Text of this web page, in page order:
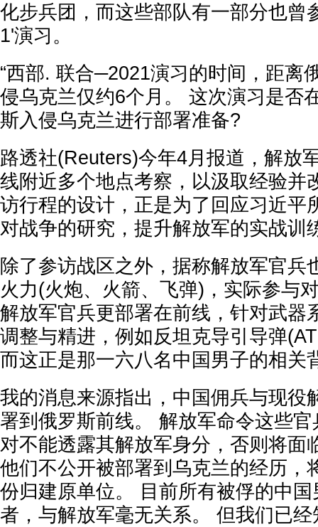
化步兵团，而这些部队有一部分也曾
1'演习。
“西部. 联合─2021演习的时间，距离
侵乌克兰仅约6个月。 这次演习是否
斯入侵乌克兰进行部署准备?
路透社(Reuters)今年4月报道，解放
线附近多个地点考察，以汲取经验并
访行程的设计，正是为了回应习近平
对战争的研究，提升解放军的实战训
除了参访战区之外，据称解放军官兵
火力(火炮、火箭、飞弹)，实际参与
解放军官兵更部署在前线，针对武器
调整与精进，例如反坦克导引导弹
而这正是那一六八名中国男子的相关
我的消息来源指出，中国佣兵与现役
署到俄罗斯前线。 解放军命令这些
对不能透露其解放军身分，否则将面
他们不公开被部署到乌克兰的经历，
份归建原单位。 目前所有被俘的中
者，与解放军毫无关系。 但我们已